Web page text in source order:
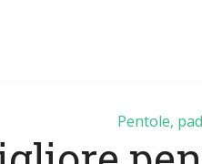
Pentole,